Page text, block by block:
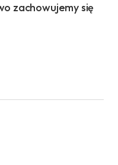
zachowujemy się